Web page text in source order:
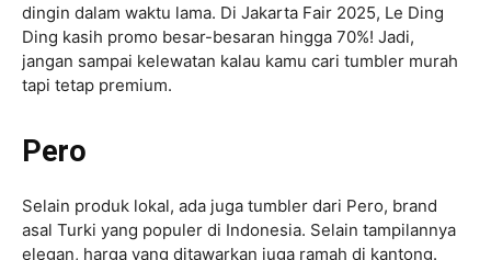
dingin dalam waktu lama. Di Jakarta Fair 2025, Le Ding
Ding kasih promo besar-besaran hingga 70%! Jadi,
jangan sampai kelewatan kalau kamu cari tumbler murah
tapi tetap premium.
Pero
Selain produk lokal, ada juga tumbler dari Pero, brand
asal Turki yang populer di Indonesia. Selain tampilannya
elegan, harga yang ditawarkan juga ramah di kantong.